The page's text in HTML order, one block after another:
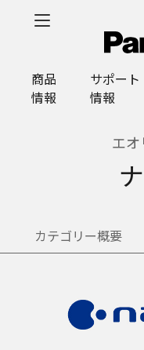
商品
情報
サポート
情報
エ
カテゴリー概要